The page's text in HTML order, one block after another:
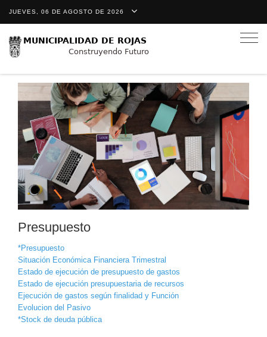
JUEVES, 06 DE AGOSTO DE 2026
Presupuesto
*Presupuesto
Situación Económica Financiera Trimestral
Estado de ejecución de presupuesto de gastos
Estado de ejecución presupuestaria de recursos
Ejecución de gastos según finalidad y Función
Evolucion del Pasivo
*Stock de deuda pública